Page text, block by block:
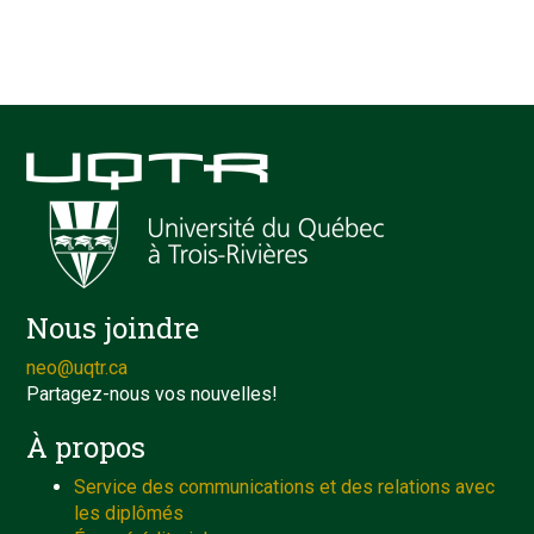
Nous joindre
neo@uqtr.ca
Partagez-nous vos nouvelles!
À propos
Service des communications et des relations avec
les diplômés